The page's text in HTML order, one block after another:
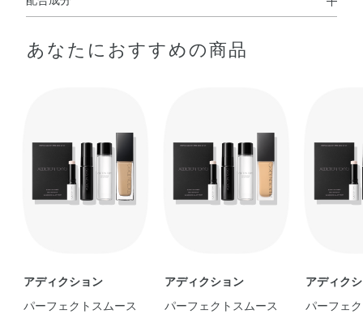
水・メチルトリメチコン・メトキシケイヒ酸エチルヘキシ
ヘキサン酸セチル・ポリグリセリル－3ポリジメチルシロ
キシエチルジメチコン・アルガニアスピノサ核油・オリー
ブ果実油・カニナバラ果実エキス・カニナバラ果実油・カ
ミツレ花エキス・グリチルリチン酸2K・ゴマ種子油・サフ
エキス・BHT・PEG－9ポリジメチルシロキシエチルジメ
あなたにおすすめの商品
アディクション
パーフェクトスムース
アディクション
パーフェクトスムース
アディク
パーフェ